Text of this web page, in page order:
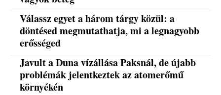
Válassz egyet a három tárgy közül: a
döntésed megmutathatja, mi a legnagyobb
erősséged
Javult a Duna vízállása Paksnál, de újabb
problémák jelentkeztek az atomerőmű
környékén